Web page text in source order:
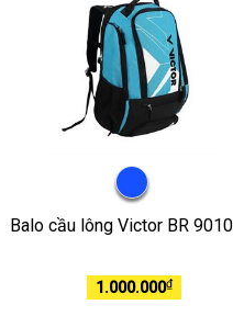
Balo cầu lông Victor BR
1.000.000₫